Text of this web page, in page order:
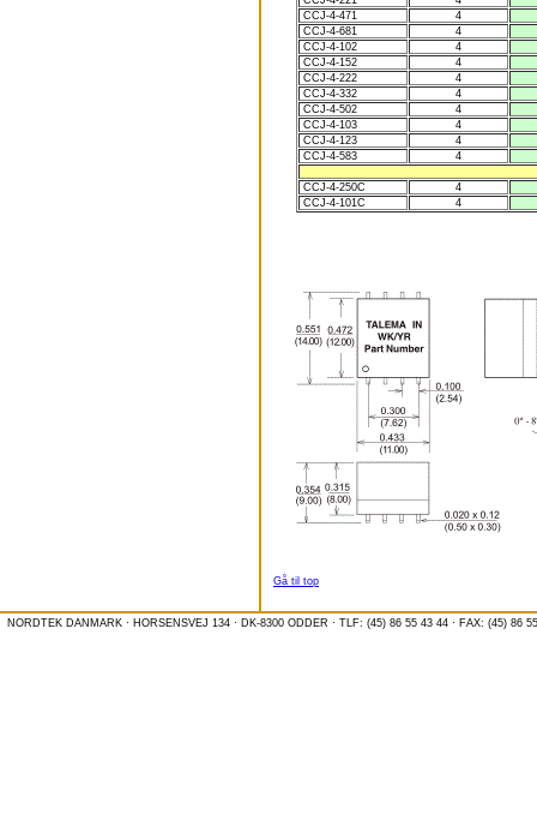
CCJ-4-471
4
CCJ-4-681
4
CCJ-4-102
4
CCJ-4-152
4
CCJ-4-222
4
CCJ-4-332
4
CCJ-4-502
4
CCJ-4-103
4
CCJ-4-123
4
CCJ-4-583
4
CCJ-4-250C
4
CCJ-4-101C
4
Gå til top
NORDTEK DANMARK · HORSENSVEJ 134 · DK-8300 ODDER · TLF: (45) 86 55 43 44 · FAX: (45) 86